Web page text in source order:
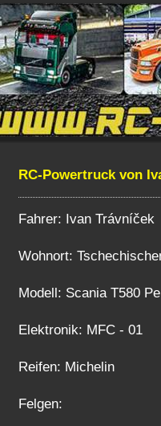
RC-Powertruck von
Fahrer: Ivan Trávníček
Wohnort:
Modell: Scania T580
Elektronik: MFC - 01
Reifen: Michelin
Felgen: